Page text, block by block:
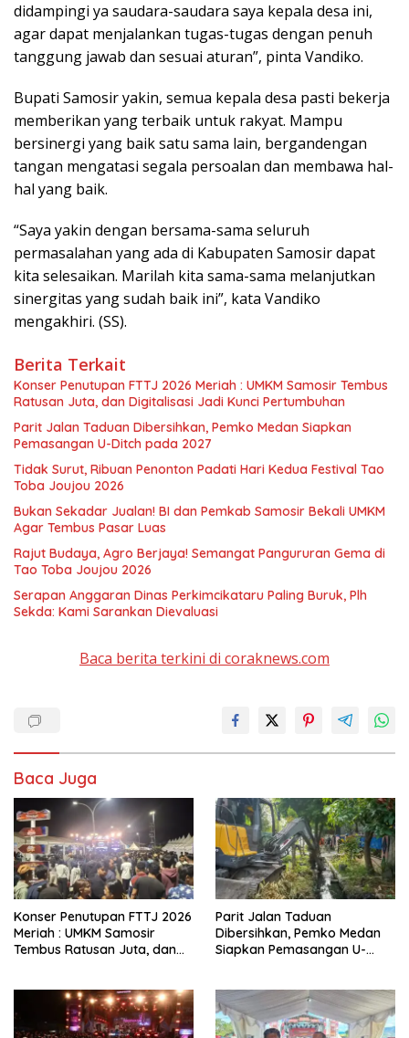
didampingi ya saudara-saudara saya kepala desa ini,
agar dapat menjalankan tugas-tugas dengan penuh
tanggung jawab dan sesuai aturan”, pinta Vandiko.
Bupati Samosir yakin, semua kepala desa pasti bekerja
memberikan yang terbaik untuk rakyat. Mampu
bersinergi yang baik satu sama lain, bergandengan
tangan mengatasi segala persoalan dan membawa hal-
hal yang baik.
“Saya yakin dengan bersama-sama seluruh
permasalahan yang ada di Kabupaten Samosir dapat
kita selesaikan. Marilah kita sama-sama melanjutkan
sinergitas yang sudah baik ini”, kata Vandiko
mengakhiri. (SS).
Berita Terkait
Konser Penutupan FTTJ 2026 Meriah : UMKM Samosir Tembus
Ratusan Juta, dan Digitalisasi Jadi Kunci Pertumbuhan
Parit Jalan Taduan Dibersihkan, Pemko Medan Siapkan
Pemasangan U-Ditch pada 2027
Tidak Surut, Ribuan Penonton Padati Hari Kedua Festival Tao
Toba Joujou 2026
Bukan Sekadar Jualan! BI dan Pemkab Samosir Bekali UMKM
Agar Tembus Pasar Luas
Rajut Budaya, Agro Berjaya! Semangat Pangururan Gema di
Tao Toba Joujou 2026
Serapan Anggaran Dinas Perkimcikataru Paling Buruk, Plh
Sekda: Kami Sarankan Dievaluasi
Baca berita terkini di coraknews.com
Baca Juga
Konser Penutupan FTTJ 2026
Meriah : UMKM Samosir
Tembus Ratusan Juta, dan
Parit Jalan Taduan
Dibersihkan, Pemko Medan
Siapkan Pemasangan U-